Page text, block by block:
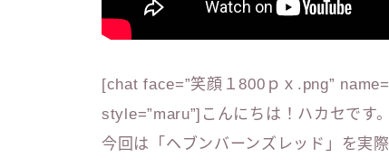
[chat face=”笑顔１800ｐｘ.png”
style=”maru”]こんにちは！ハカセです。
今回は
「ヘブンバーンズレッド」
を実